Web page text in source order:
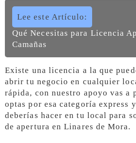
Lee este Artículo:
Qué Necesitas para Licencia
Camañas
Existe una licencia a la que
abrir tu negocio en cualquier
rápida, con nuestro apoyo vas a
optas por esa categoría express
deberías hacer en tu local para
de apertura en Linares de Mora.